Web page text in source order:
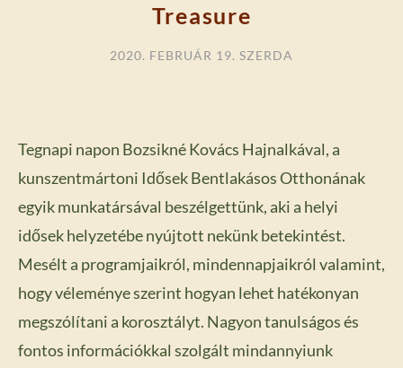
Treasure
2020. FEBRUÁR 19. SZERDA
Tegnapi napon Bozsikné Kovács Hajnalkával, a
kunszentmártoni Idősek Bentlakásos Otthonának
egyik munkatársával beszélgettünk, aki a helyi
idősek helyzetébe nyújtott nekünk betekintést.
Mesélt a programjaikról, mindennapjaikról valamint,
hogy véleménye szerint hogyan lehet hatékonyan
megszólítani a korosztályt. Nagyon tanulságos és
fontos információkkal szolgált mindannyiunk